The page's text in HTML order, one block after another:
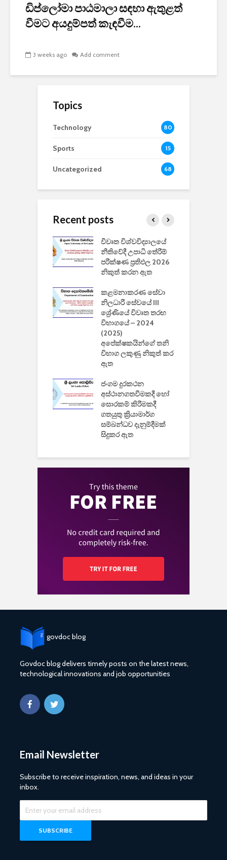
ඩිප්ලෝමා පාඨමාලා සඳහා ඇතුළත්
වීමට අයදුම්පත් කැඳවීම...
3 weeks ago Add comment
Topics
Technology 80
Sports 15
Uncategorized 68
Recent posts
විවෘත විශ්වවිද්‍යාලයේ
නීතිවේදී උපාධි තේරීම්
පරීක්ෂණ ප්‍රතිඵල 2026
නිකුත් කරන ඇත
කළමනාකරණ සේවා
නිලධාරී සේවයේ III
ශ්‍රේණියේ විවෘත තරඟ
විභාගයේ – 2024
(2025)
අපේක්ෂකයින්ගේ තනි
විභාග ලකුණු නිකුත් කර
ඇත
ජංගම දුරකථන
අස්ථානගතවීමකදී හෝ
සොරකම් කිරීමකදී
ගතයුතු ක්‍රියාමාර්ග
සම්බන්ධව දැනුම්දීමක්
සිදුකර ඇත
govdoc blog
Govdoc blog delivers timely posts on the latest news,
technological innovations and job opportunities
Email Newsletter
Subscribe to receive inspiration, news, and ideas in your
inbox.